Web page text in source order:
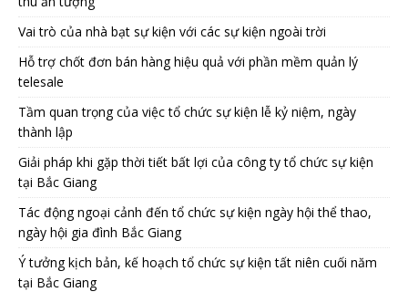
Vai trò của nhà bạt sự kiện với các sự kiện ngoài trời
Hỗ trợ chốt đơn bán hàng hiệu quả với phần mềm quản lý
telesale
Tầm quan trọng của việc tổ chức sự kiện lễ kỷ niệm, ngày
thành lập
Giải pháp khi gặp thời tiết bất lợi của công ty tổ chức sự kiện
tại Bắc Giang
Tác động ngoại cảnh đến tổ chức sự kiện ngày hội thể thao,
ngày hội gia đình Bắc Giang
Ý tưởng kịch bản, kế hoạch tổ chức sự kiện tất niên cuối năm
tại Bắc Giang